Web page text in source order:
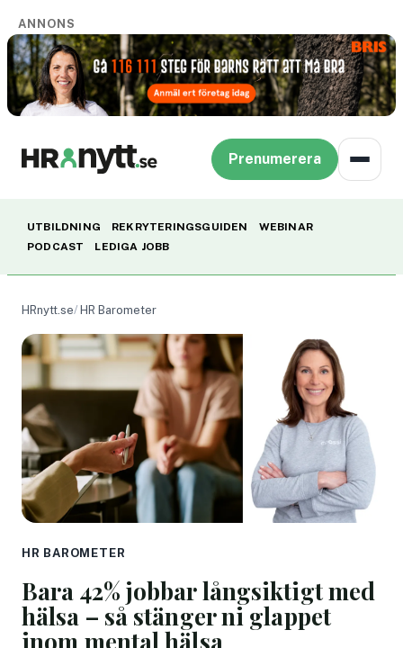
ANNONS
Prenumerera
UTBILDNING REKRYTERINGSGUIDEN
WEBINAR
PODCAST
LEDIGA JOBB
HRnytt.se HR Barometer
HR BAROMETER
Bara 42% jobbar långsiktigt med
hälsa – så stänger ni glappet
inom mental hälsa